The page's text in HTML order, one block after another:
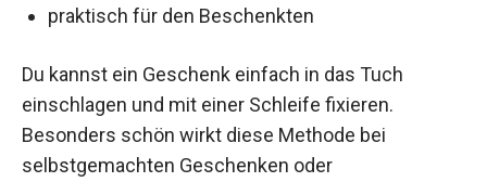
praktisch für den Beschenkten
Du kannst ein Geschenk einfach in das Tuch
einschlagen und mit einer Schleife fixieren.
Besonders schön wirkt diese Methode bei
selbstgemachten Geschenken oder